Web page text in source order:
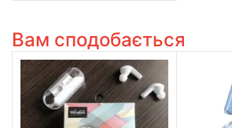
Вам сподобається